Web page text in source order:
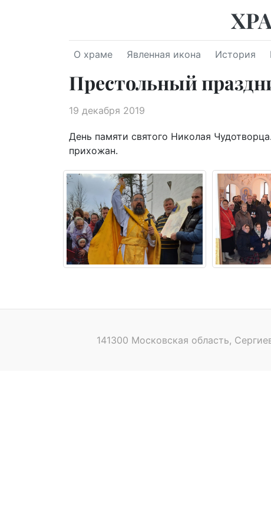
О храме Явленная икона История
Престольный
19 декабря 2019
День памяти святого Николая
прихожан.
141300 Московская область,